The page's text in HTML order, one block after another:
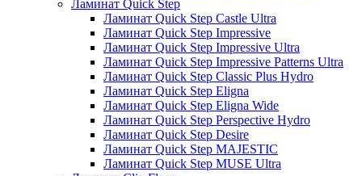
Ламинат Quick Step
Ламинат Quick Step Castle Ultra
Ламинат Quick Step Impressive
Ламинат Quick Step Impressive Ultra
Ламинат Quick Step Impressive Patterns Ultra
Ламинат Quick Step Classic Plus Hydro
Ламинат Quick Step Eligna
Ламинат Quick Step Eligna Wide
Ламинат Quick Step Perspective Hydro
Ламинат Quick Step Desire
Ламинат Quick Step MAJESTIC
Ламинат Quick Step MUSE Ultra